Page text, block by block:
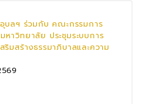
บลฯ ร่วมกับ คณะกรรมการ
หาวิทยาลัย ประชุมระบบการ
ริมสร้างธรรมาภิบาลและความ